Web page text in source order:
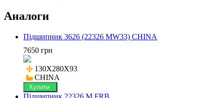
Аналоги
Підшипник 3626 (22326 MW33) CHINA
7650 грн
130X280X93
CHINA
Купити
Підшипник 22326 M FRB